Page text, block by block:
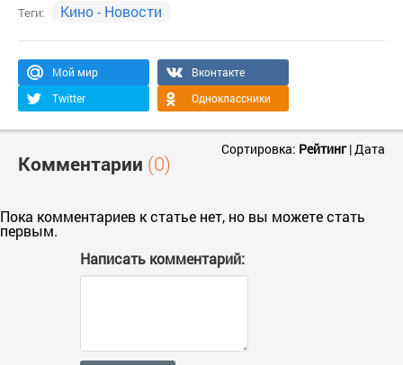
Теги: Кино - Новости
Мой мир
Вконтакте
Twitter
Одноклассники
Комментарии (0)
Сортировка: Рейтинг|Дата
Пока комментариев к статье нет, но вы можете стать
первым.
Написать комментарий: